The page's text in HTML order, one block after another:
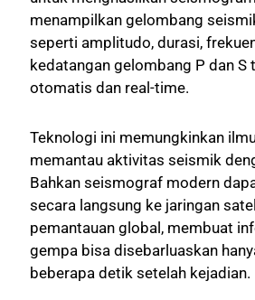
menampilkan gelombang
seperti amplitudo, durasi,
kedatangan gelombang P dan S
otomatis dan real-time.
Teknologi ini memungkinkan
memantau aktivitas seismik
Bahkan seismograf modern
secara langsung ke jaringan
pemantauan global, membuat
gempa bisa disebarluaskan
beberapa detik setelah kejadian.